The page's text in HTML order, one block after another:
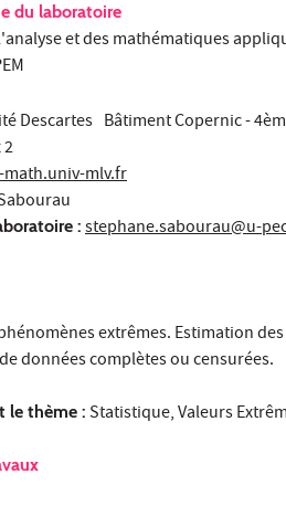
du laboratoire
et des mathématiques
Descartes Bâtiment Copernic -
mlv.fr
: stephane.sabourau@u-
extrêmes. Estimation
données complètes ou censurées.
le thème : Statistique, Valeurs